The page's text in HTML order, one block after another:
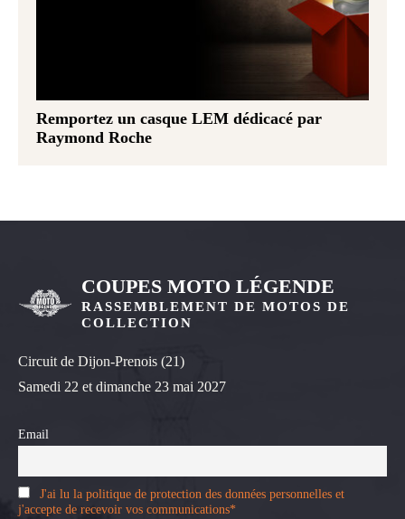
Remportez un casque LEM dédicacé par
Raymond Roche
COUPES MOTO LÉGENDE
RASSEMBLEMENT DE MOTOS DE
COLLECTION
Circuit de Dijon-Prenois (21)
Samedi 22 et dimanche 23 mai 2027
Email
J'ai lu la politique de protection des données personnelles et
j'accepte de recevoir vos communications*